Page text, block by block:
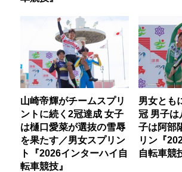
山崎帝輝がチームスプリ
ントに続く2冠達成 女子
は樋口愛菜が選抜の雪辱
を果たす／男女スプリン
ト『2026インターハイ自
転車競技』
男女とも
冠 男子は
子は阿部
リン『
自転車競